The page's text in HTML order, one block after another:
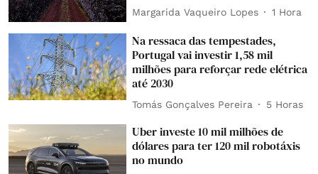
Margarida Vaqueiro Lopes 1 Hora
Na ressaca das tempestades,
Portugal vai investir 1,58 mil
milhões para reforçar rede elétrica
até 2030
Tomás Gonçalves Pereira 5 Horas
Uber investe 10 mil milhões de
dólares para ter 120 mil robotáxis
no mundo